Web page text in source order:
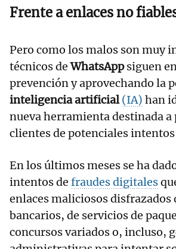
Frente a enlaces no
Pero como los malos son muy
técnicos deWhatsAppsiguen
prevención y aprovechando la
inteligencia artificial (IA) han
nueva herramienta destinada a
clientes de potenciales intentos
En los últimos meses se ha
intentos de fraudes digitales
enlaces maliciosos disfrazados
bancarios, de servicios de
concursos variados o, incluso,